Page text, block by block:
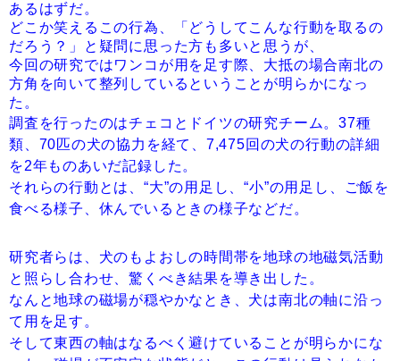
あるはずだ。
どこか笑えるこの行為、「どうしてこんな行動を取るの
だろう？」と疑問に思った方も多いと思うが、
今回の研究ではワンコが用を足す際、大抵の場合南北の
方角を向いて整列しているということが明らかになっ
た。
調査を行ったのはチェコとドイツの研究チーム。37種
類、70匹の犬の協力を経て、7,475回の犬の行動の詳細
を2年ものあいだ記録した。
それらの行動とは、“大”の用足し、“小”の用足し、ご飯を
食べる様子、休んでいるときの様子などだ。
研究者らは、犬のもよおしの時間帯を地球の地磁気活動
と照らし合わせ、驚くべき結果を導き出した。
なんと地球の磁場が穏やかなとき、犬は南北の軸に沿っ
て用を足す。
そして東西の軸はなるべく避けていることが明らかにな